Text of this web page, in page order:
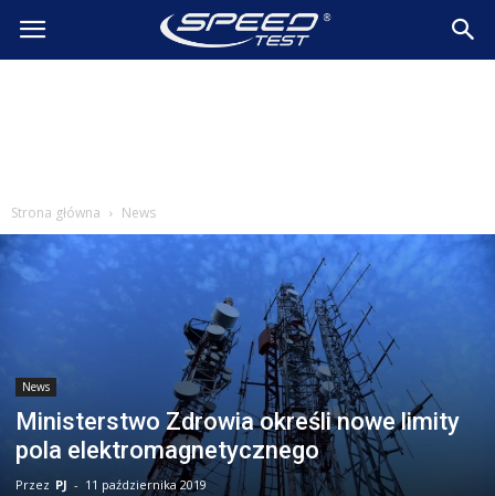
SpeedTest.pl
Strona główna News
News
Ministerstwo Zdrowia określi nowe limity
pola elektromagnetycznego
Przez PJ - 11 października 2019